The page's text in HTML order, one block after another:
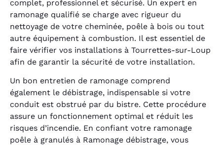
complet, professionnel et sécurisé. Un expert en
ramonage qualifié se charge avec rigueur du
nettoyage de votre cheminée, poêle à bois ou tout
autre équipement à combustion. Il est essentiel de
faire vérifier vos installations à Tourrettes-sur-Loup
afin de garantir la sécurité de votre installation.
Un bon entretien de ramonage comprend
également le débistrage, indispensable si votre
conduit est obstrué par du bistre. Cette procédure
assure un fonctionnement optimal et réduit les
risques d’incendie. En confiant votre ramonage
poêle à granulés à Ramonage débistrage, vous